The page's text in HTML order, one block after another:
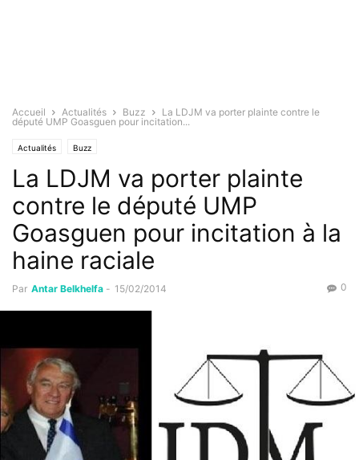
Accueil Actualités Buzz
La LDJM va porter plainte contre le
député UMP Goasguen pour incitation...
Actualités Buzz
La LDJM va porter plainte
contre le député UMP
Goasguen pour incitation à la
haine raciale
Par Antar Belkhelfa - 15/02/2014 0